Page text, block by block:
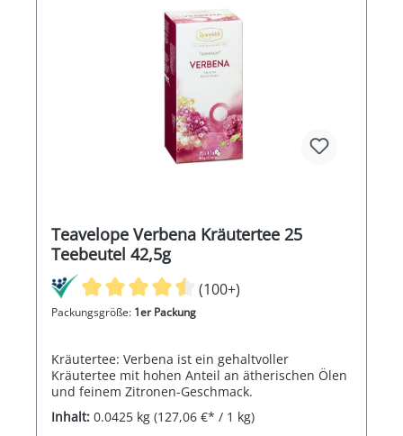
Teavelope Verbena Kräutertee 25
Teebeutel 42,5g
(100+)
Packungsgröße: 1er Packung
Kräutertee: Verbena ist ein gehaltvoller
Kräutertee mit hohen Anteil an ätherischen Ölen
und feinem Zitronen-Geschmack.
Inhalt: 0.0425 kg (127,06 €* / 1 kg)